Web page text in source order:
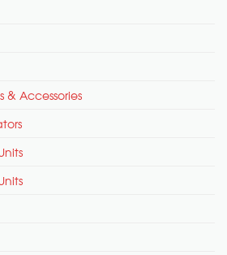
& Accessories